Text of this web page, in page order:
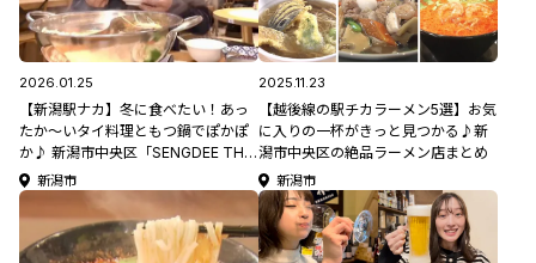
2026.01.25
【新潟駅ナカ】冬に食べたい！あっ
たか〜いタイ料理ともつ鍋でぽかぽ
か♪ 新潟市中央区「SENGDEE THAI
BEER STATION」・「博多もつ鍋 お
おやま」
新潟市
2025.11.23
【越後線の駅チカラーメン5選】お気
に入りの一杯がきっと見つかる♪新
潟市中央区の絶品ラーメン店まとめ
新潟市